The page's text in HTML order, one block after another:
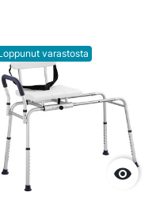
varastosta
